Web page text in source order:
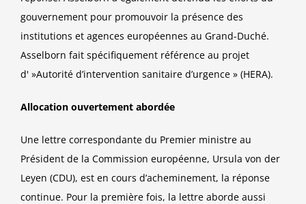
gouvernement pour promouvoir la présence des
institutions et agences européennes au Grand-Duché.
Asselborn fait spécifiquement référence au projet
d' »Autorité d’intervention sanitaire d’urgence » (HERA).
Allocation ouvertement abordée
Une lettre correspondante du Premier ministre au
Président de la Commission européenne, Ursula von der
Leyen (CDU), est en cours d’acheminement, la réponse
continue. Pour la première fois, la lettre aborde aussi